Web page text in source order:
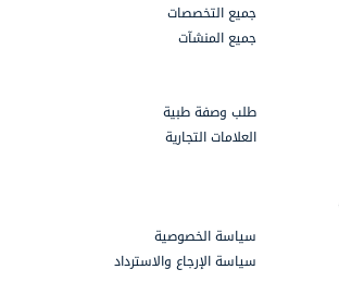
جميع التخصصات
جميع المنشآت
طلب وصفة طبية
العلامات التجارية
سياسة الخصوصية
سياسة الإرجاع والاسترداد